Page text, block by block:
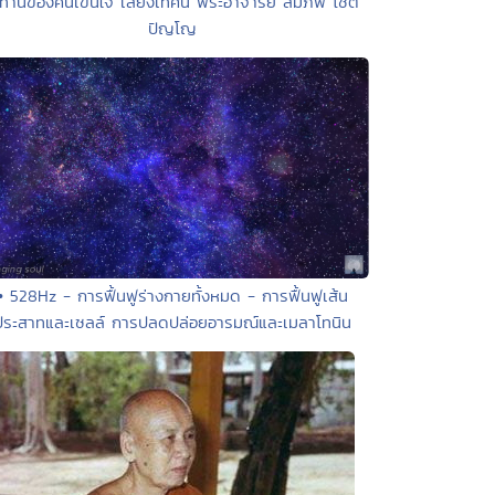
ปัญโญ
528Hz - การฟื้นฟูร่างกายทั้งหมด - การฟื้นฟูเส้น
ะสาทและเซลล์ การปลดปล่อยอารมณ์และเมลาโทนิน